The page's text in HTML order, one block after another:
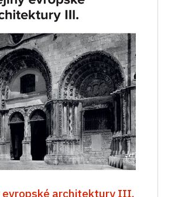
evropské architektury III.